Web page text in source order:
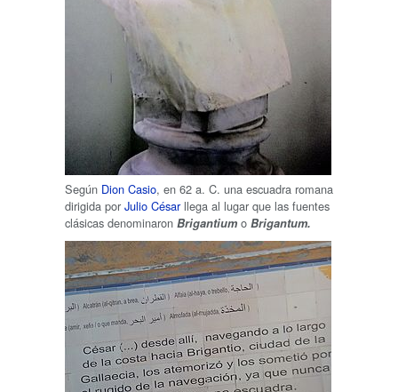
Según Dion Casio, en 62 a. C. una escuadra romana
dirigida por Julio Césarllega al lugar que las fuentes
clásicas denominaron Brigantium o Brigantum.